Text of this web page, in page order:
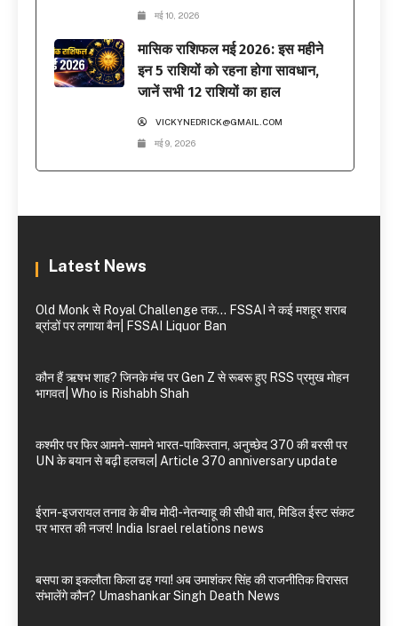
मई 10, 2026
मासिक राशिफल मई 2026: इस महीने
इन 5 राशियों को रहना होगा सावधान,
जानें सभी 12 राशियों का हाल
VICKYNEDRICK@GMAIL.COM
मई 9, 2026
Latest News
Old Monk से Royal Challenge तक… FSSAI ने कई मशहूर शराब
ब्रांडों पर लगाया बैन| FSSAI Liquor Ban
कौन हैं ऋषभ शाह? जिनके मंच पर Gen Z से रूबरू हुए RSS प्रमुख मोहन
भागवत| Who is Rishabh Shah
कश्मीर पर फिर आमने-सामने भारत-पाकिस्तान, अनुच्छेद 370 की बरसी पर
UN के बयान से बढ़ी हलचल| Article 370 anniversary update
ईरान-इजरायल तनाव के बीच मोदी-नेतन्याहू की सीधी बात, मिडिल ईस्ट संकट
पर भारत की नजर! India Israel relations news
बसपा का इकलौता किला ढह गया! अब उमाशंकर सिंह की राजनीतिक विरासत
संभालेंगे कौन? Umashankar Singh Death News